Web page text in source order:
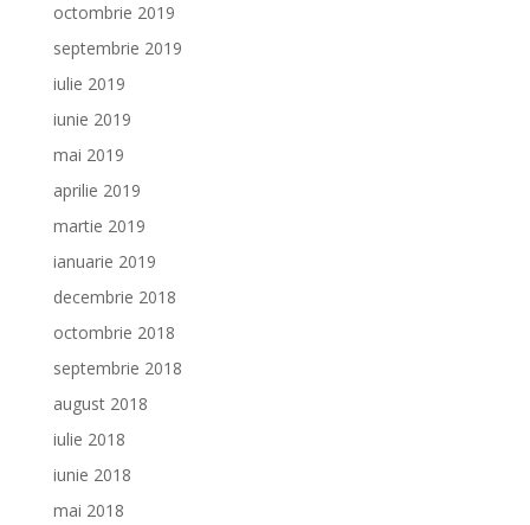
octombrie 2019
septembrie 2019
iulie 2019
iunie 2019
mai 2019
aprilie 2019
martie 2019
ianuarie 2019
decembrie 2018
octombrie 2018
septembrie 2018
august 2018
iulie 2018
iunie 2018
mai 2018